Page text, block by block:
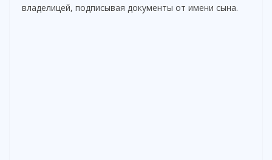
владелицей, подписывая документы от имени сына.